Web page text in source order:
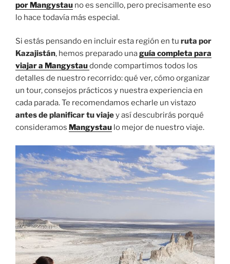
por Mangystau no es sencillo, pero precisamente eso
lo hace todavía más especial.
Si estás pensando en incluir esta región en tu ruta por
Kazajistán, hemos preparado unaguía completa para
viajar a Mangystaudonde compartimos todos los
detalles de nuestro recorrido: qué ver, cómo organizar
un tour, consejos prácticos y nuestra experiencia en
cada parada. Te recomendamos echarle un vistazo
antes de planificar tu viajey así descubrirás porqué
consideramos Mangystau lo mejor de nuestro viaje.